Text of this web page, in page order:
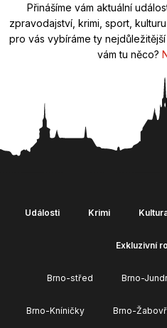
Přinášíme vám aktuální
zpravodajství, krimi, sport,
pro vás vybíráme ty
vám tu něco?
Události Krimi
Exkluzivní
Brno-střed Brno-
Brno-Kníničky Brno-